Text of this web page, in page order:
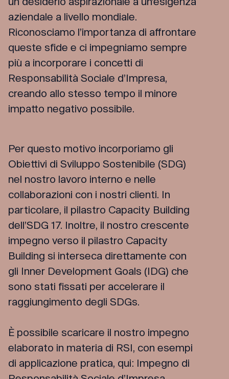
aziendale a livello mondiale.
Riconosciamo l’importanza di affrontare
queste sfide e ci impegniamo sempre
più a incorporare i concetti di
Responsabilità Sociale d’Impresa,
creando allo stesso tempo il minore
impatto negativo possibile.
Per questo motivo incorporiamo gli
Obiettivi di Sviluppo Sostenibile (SDG)
nel nostro lavoro interno e nelle
collaborazioni con i nostri clienti. In
particolare, il pilastro Capacity Building
dell’SDG 17. Inoltre, il nostro crescente
impegno verso il pilastro Capacity
Building si interseca direttamente con
gli Inner Development Goals (IDG) che
sono stati fissati per accelerare il
raggiungimento degli SDGs.
È possibile scaricare il nostro impegno
elaborato in materia di RSI, con esempi
di applicazione pratica, qui: Impegno di